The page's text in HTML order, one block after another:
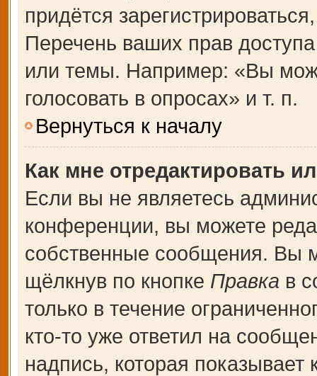
придётся
Перечень ваших прав
или темы. Например: «Вы
голосовать в опросах» и т. п.
Вернуться к началу
Как мне отредактировать
Если вы не являетесь
конференции, вы можете
собственные сообщения. Вы
щёлкнув по кнопке Правка в
только в течение
кто-то уже ответил на
надпись, которая показывает